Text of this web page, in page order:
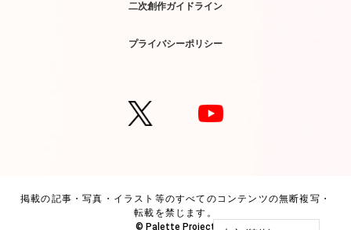
二次創作ガイドライン
プライバシーポリシー
掲載の記事・写真・イラスト等のすべてのコンテンツの無断複写・
転載を禁じます。
© Palette Project